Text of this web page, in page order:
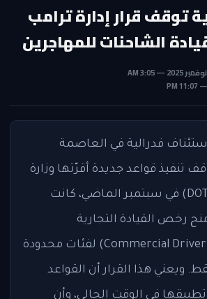
توقف قرار إدارة ترامب
الشاحنات للمهاجرين
فدرالية في العاصمة
تنفيذ قواعد جديدة أقرّتها وزارة
النقل الأميركية (DOT) في سبتمبر الماضي، كانت
رخص القيادة التجارية
(Commercial Driver’s License – CDL) لفئات محدودة
ويعني هذا القرار أن القواعد
في الوقت الحالي، وأن